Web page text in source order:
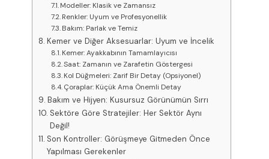
Modeller: Klasik ve Zamansız
Renkler: Uyum ve Profesyonellik
Bakım: Parlak ve Temiz
Kemer ve Diğer Aksesuarlar: Uyum ve İncelik
Kemer: Ayakkabının Tamamlayıcısı
Saat: Zamanın ve Zarafetin Göstergesi
Kol Düğmeleri: Zarif Bir Detay (Opsiyonel)
Çoraplar: Küçük Ama Önemli Detay
Bakım ve Hijyen: Kusursuz Görünümün Sırrı
Sektöre Göre Stratejiler: Her Sektör Aynı
Değil!
Son Kontroller: Görüşmeye Gitmeden Önce
Yapılması Gerekenler